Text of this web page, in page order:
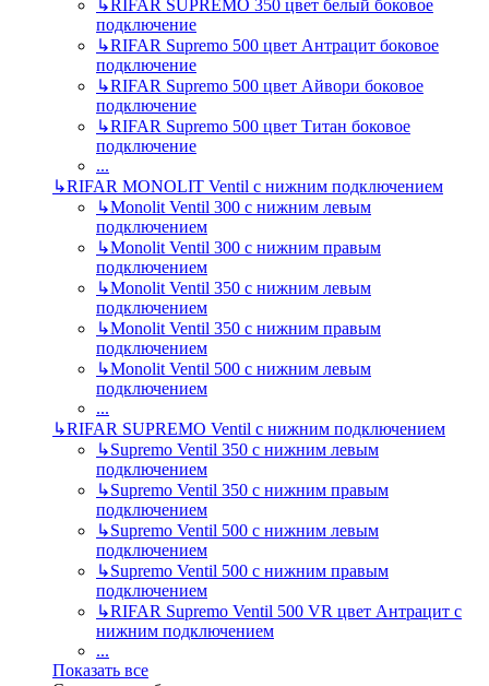
↳RIFAR SUPREMO 350 цвет белый боковое
подключение
↳RIFAR Supremo 500 цвет Антрацит боковое
подключение
↳RIFAR Supremo 500 цвет Айвори боковое
подключение
↳RIFAR Supremo 500 цвет Титан боковое
подключение
...
↳RIFAR MONOLIT Ventil с нижним подключением
↳Monolit Ventil 300 с нижним левым
подключением
↳Monolit Ventil 300 с нижним правым
подключением
↳Monolit Ventil 350 с нижним левым
подключением
↳Monolit Ventil 350 с нижним правым
подключением
↳Monolit Ventil 500 с нижним левым
подключением
...
↳RIFAR SUPREMO Ventil с нижним подключением
↳Supremo Ventil 350 с нижним левым
подключением
↳Supremo Ventil 350 с нижним правым
подключением
↳Supremo Ventil 500 с нижним левым
подключением
↳Supremo Ventil 500 с нижним правым
подключением
↳RIFAR Supremo Ventil 500 VR цвет Антрацит с
нижним подключением
...
Показать все